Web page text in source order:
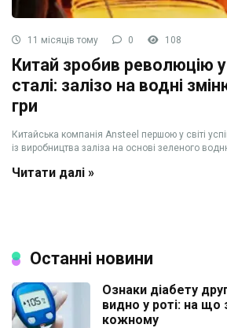
11 місяців тому 0 108
Китай зробив революцію
сталі: залізо на водні
гри
Китайська компанія Ansteel першою у світі
із виробництва заліза на основі зеленого
Читати далі »
Останні новини
Ознаки діабету
видно у роті: на що
кожному